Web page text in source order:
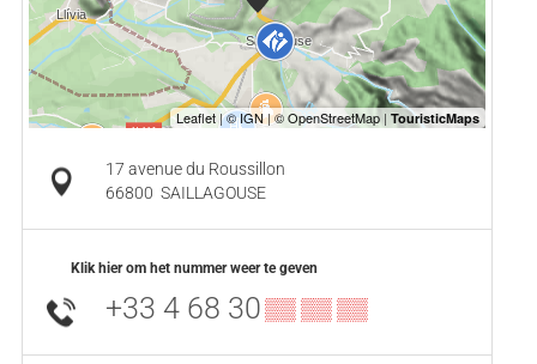
17 avenue du Roussillon
66800 SAILLAGOUSE
Klik hier om het nummer weer te geven
+33 4 68 30▒▒ ▒▒ ▒▒